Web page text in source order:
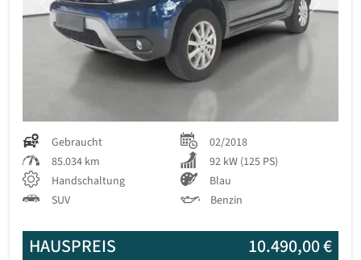
Previous Next
Gebraucht
02/2018
85.034 km
92 kW (125 PS)
Handschaltung
Blau
SUV
Benzin
HAUSPREIS 10.490,00 €